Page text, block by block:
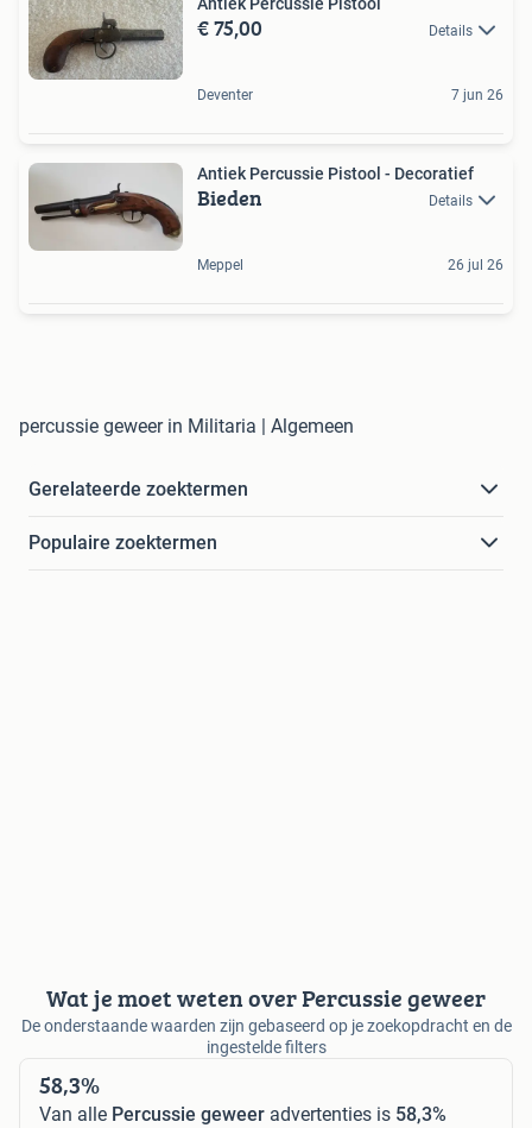
€ 75,00 Details
Deventer 7 jun 26
Antiek Percussie Pistool - Decoratief
Bieden Details
Meppel 26 jul 26
percussie geweer in Militaria | Algemeen
Gerelateerde zoektermen
Populaire zoektermen
Wat je moet weten over Percussie geweer
De onderstaande waarden zijn gebaseerd op je zoekopdracht en de
ingestelde filters
58,3%
Van alle Percussie geweer advertenties is 58,3%